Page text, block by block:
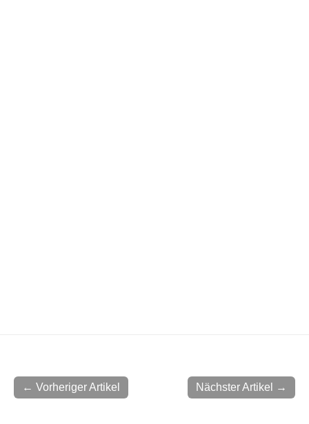
Nächster Artikel →
← Vorheriger Artikel